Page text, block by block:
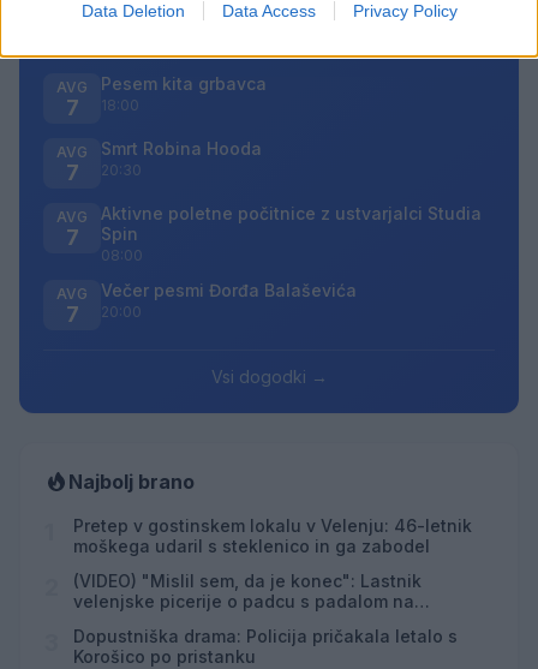
Data Deletion Data Access Privacy Policy
AVG
7
Pesem kita grbavca
18:00
AVG
7
Smrt Robina Hooda
20:30
AVG
7
Aktivne poletne počitnice z ustvarjalci Studia
Spin
08:00
AVG
7
Večer pesmi Đorđa Balaševića
20:00
Vsi dogodki →
Najbolj brano
Pretep v gostinskem lokalu v Velenju: 46-letnik
moškega udaril s steklenico in ga zabodel
(VIDEO) "Mislil sem, da je konec": Lastnik
velenjske picerije o padcu s padalom na
Dopustniška drama: Policija pričakala letalo s
Korošico po pristanku